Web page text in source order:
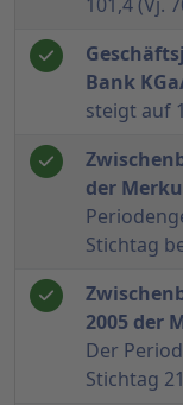
Bank
steigt auf
der
Stichtag
2005 der
Der
Stichtag